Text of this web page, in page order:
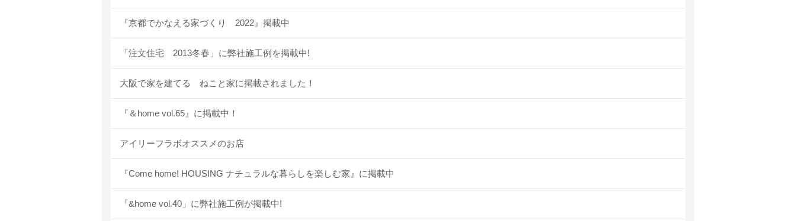
『京都でかなえる家づくり 2022』掲載中
「注文住宅 2013冬春」に弊社施工例を掲載中!
大阪で家を建てる ねこと家に掲載されました！
『＆home vol.65』に掲載中！
アイリーフラボオススメのお店
『Come home! HOUSING ナチュラルな暮らしを楽しむ家』に掲載中
「&home vol.40」に弊社施工例が掲載中!